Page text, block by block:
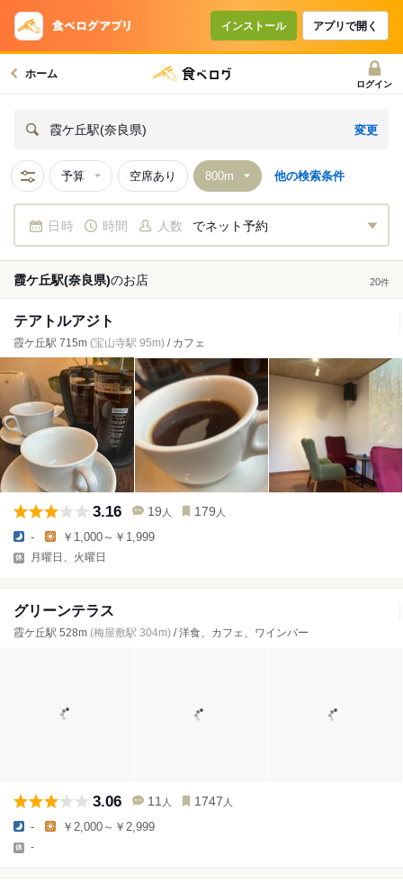
インストール アプリで開く
ホーム
ログイン
霞ケ丘駅(奈良県) 変更
予算 空席あり 他の検索条件
日時 時間 人数 でネット予約
霞ケ丘駅(奈良県)のお店 20件
テアトルアジト
霞ケ丘駅 715m (宝山寺駅 95m) / カフェ
3.16 19 人 179 人
- ￥1,000～￥1,999
月曜日、火曜日
グリーンテラス
霞ケ丘駅 528m (梅屋敷駅 304m) / 洋食、カフェ、ワインバー
3.06 11 人 1747 人
- ￥2,000～￥2,999
-